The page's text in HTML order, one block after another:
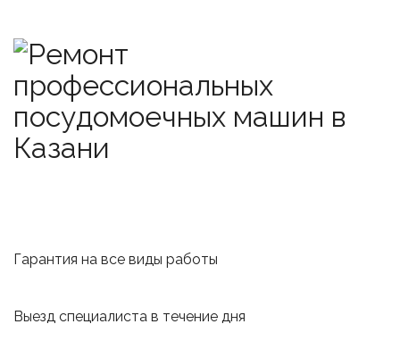
Гарантия на все виды работы
Выезд специалиста в течение дня